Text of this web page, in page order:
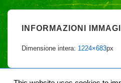
INFORMAZIONI
Dimensione intera: 1224×683px